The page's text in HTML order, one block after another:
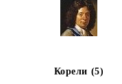
Корели (5)